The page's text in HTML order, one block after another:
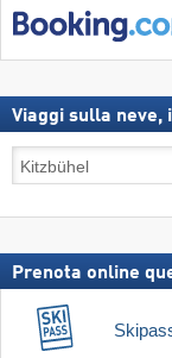
Viaggi sulla neve,
sulla
incl.
Prenota online